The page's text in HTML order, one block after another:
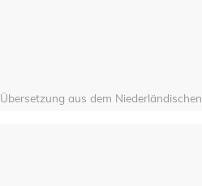
Übersetzung aus dem Niederländischen